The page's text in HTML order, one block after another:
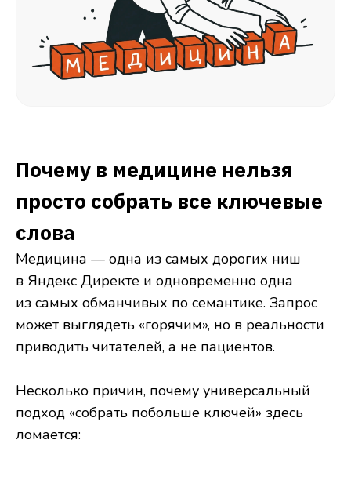
Почему в медицине нельзя
просто собрать все ключевые
слова
Медицина — одна из самых дорогих ниш
в Яндекс Директе и одновременно одна
из самых обманчивых по семантике. Запрос
может выглядеть «горячим», но в реальности
приводить читателей, а не пациентов.
Несколько причин, почему универсальный
подход «собрать побольше ключей» здесь
ломается: